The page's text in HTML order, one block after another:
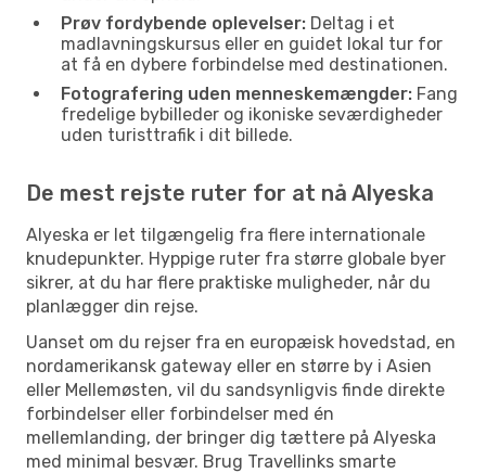
Prøv fordybende oplevelser: Deltag i et
madlavningskursus eller en guidet lokal tur for
at få en dybere forbindelse med destinationen.
Fotografering uden menneskemængder: Fang
fredelige bybilleder og ikoniske seværdigheder
uden turisttrafik i dit billede.
De mest rejste ruter for at nå Alyeska
Alyeska er let tilgængelig fra flere internationale
knudepunkter. Hyppige ruter fra større globale byer
sikrer, at du har flere praktiske muligheder, når du
planlægger din rejse.
Uanset om du rejser fra en europæisk hovedstad, en
nordamerikansk gateway eller en større by i Asien
eller Mellemøsten, vil du sandsynligvis finde direkte
forbindelser eller forbindelser med én
mellemlanding, der bringer dig tættere på Alyeska
med minimal besvær. Brug Travellinks smarte